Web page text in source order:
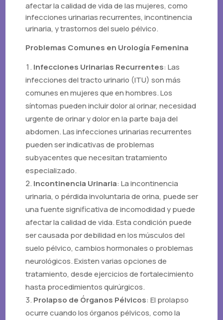
afectar la calidad de vida de las mujeres, como
infecciones urinarias recurrentes, incontinencia
urinaria, y trastornos del suelo pélvico.
Problemas Comunes en Urología Femenina
Infecciones Urinarias Recurrentes: Las
infecciones del tracto urinario (ITU) son más
comunes en mujeres que en hombres. Los
síntomas pueden incluir dolor al orinar, necesidad
urgente de orinar y dolor en la parte baja del
abdomen. Las infecciones urinarias recurrentes
pueden ser indicativas de problemas
subyacentes que necesitan tratamiento
especializado.
Incontinencia Urinaria: La incontinencia
urinaria, o pérdida involuntaria de orina, puede ser
una fuente significativa de incomodidad y puede
afectar la calidad de vida. Esta condición puede
ser causada por debilidad en los músculos del
suelo pélvico, cambios hormonales o problemas
neurológicos. Existen varias opciones de
tratamiento, desde ejercicios de fortalecimiento
hasta procedimientos quirúrgicos.
Prolapso de Órganos Pélvicos: El prolapso
ocurre cuando los órganos pélvicos, como la